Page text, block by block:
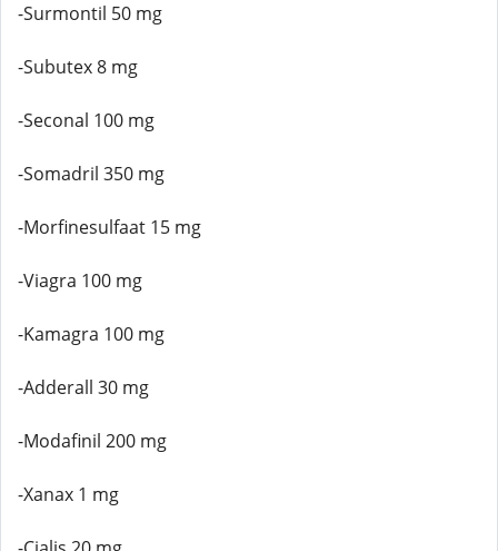
-Surmontil 50 mg
-Subutex 8 mg
-Seconal 100 mg
-Somadril 350 mg
-Morfinesulfaat 15 mg
-Viagra 100 mg
-Kamagra 100 mg
-Adderall 30 mg
-Modafinil 200 mg
-Xanax 1 mg